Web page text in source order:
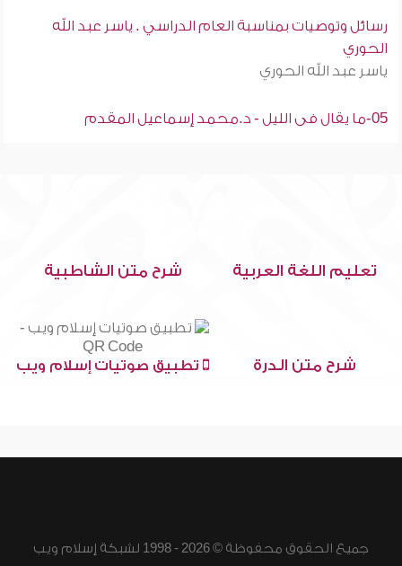
رسائل وتوصيات بمناسبة العام الدراسي . ياسر عبد الله
الحوري
ياسر عبد الله الحوري
05-ما يقال فى الليل - د.محمد إسماعيل المقدم
تعليم اللغة العربية شرح متن الشاطبية
شرح متن الدرة تطبيق صوتيات إسلام ويب
جميع الحقوق محفوظة © 2026 - 1998 لشبكة إسلام ويب